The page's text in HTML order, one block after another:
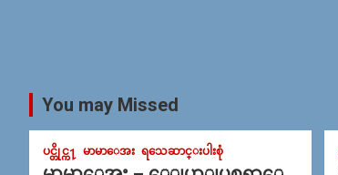
You may Missed
ပင္တိုင္က႑ မာမာေအး ရသေဆာင္းပါးစုံ